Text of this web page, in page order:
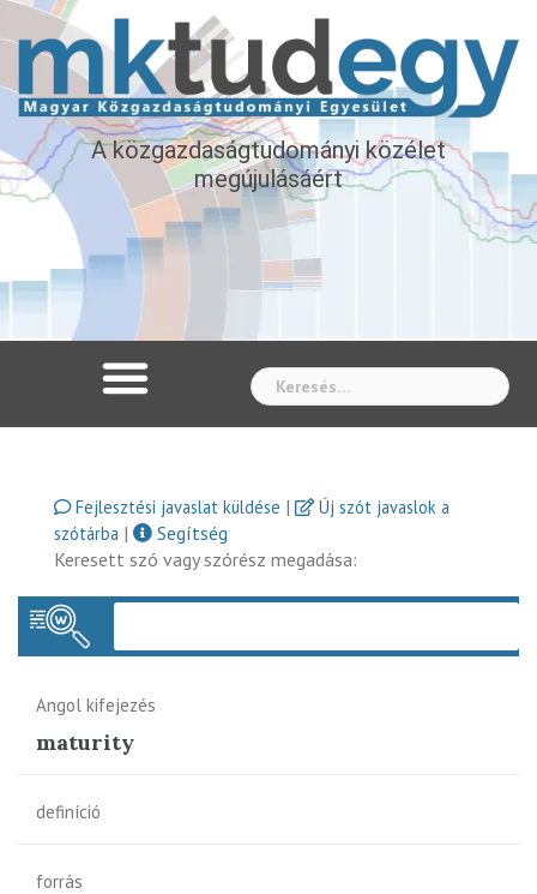
A közgazdaságtudományi közélet
megújulásáért
Fejlesztési javaslat küldése |
Új szót javaslok a
szótárba |
Segítség
Keresett szó vagy szórész megadása:
Angol kifejezés
maturity
definíció
forrás